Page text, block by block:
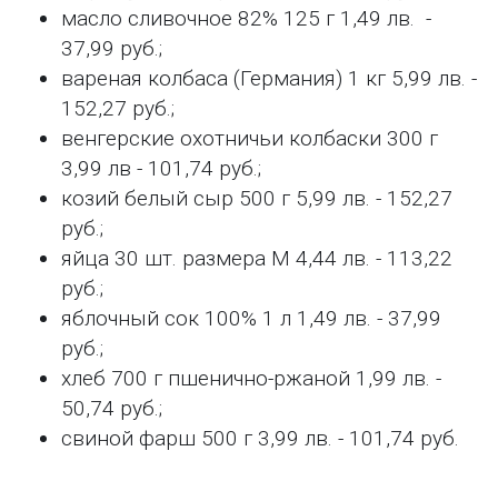
масло сливочное 82% 125 г 1,49 лв. -
37,99 руб.;
вареная колбаса (Германия) 1 кг 5,99 лв. -
152,27 руб.;
венгерские охотничьи колбаски 300 г
3,99 лв - 101,74 руб.;
козий белый сыр 500 г 5,99 лв. - 152,27
руб.;
яйца 30 шт. размера М 4,44 лв. - 113,22
руб.;
яблочный сок 100% 1 л 1,49 лв. - 37,99
руб.;
хлеб 700 г пшенично-ржаной 1,99 лв. -
50,74 руб.;
свиной фарш 500 г 3,99 лв. - 101,74 руб.